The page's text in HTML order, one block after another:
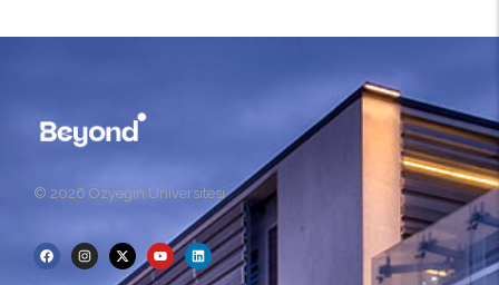
© 2026 Özyeğin Üniversitesi